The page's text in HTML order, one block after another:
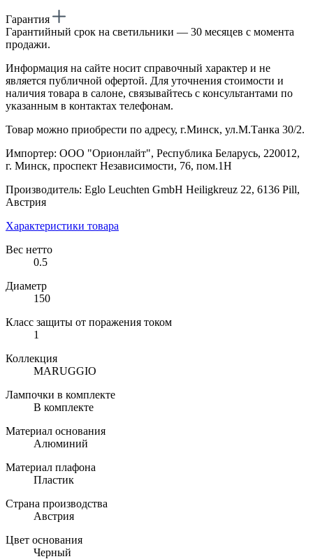
Гарантия
Гарантийный срок на светильники — 30 месяцев с момента
продажи.
Информация на сайте носит справочный характер и не
является публичной офертой. Для уточнения стоимости и
наличия товара в салоне, связывайтесь с консультантами по
указанным в контактах телефонам.
Товар можно приобрести по адресу, г.Минск, ул.М.Танка 30/2.
Импортер: ООО "Орионлайт", Республика Беларусь, 220012,
г. Минск, проспект Независимости, 76, пом.1Н
Производитель: Eglo Leuchten GmbH Heiligkreuz 22, 6136 Pill,
Австрия
Характеристики товара
Вес нетто
0.5
Диаметр
150
Класс защиты от поражения током
1
Коллекция
MARUGGIO
Лампочки в комплекте
В комплекте
Материал основания
Алюминий
Материал плафона
Пластик
Страна производства
Австрия
Цвет основания
Черный